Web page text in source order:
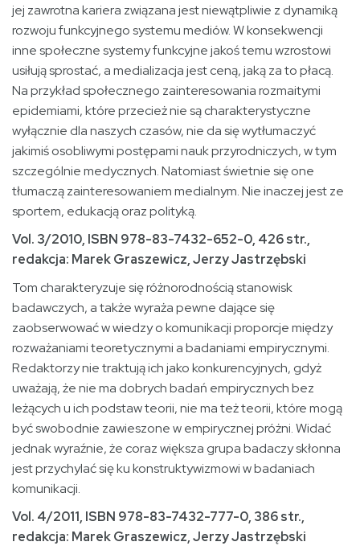
jej zawrotna kariera związana jest niewątpliwie z dynamiką
rozwoju funkcyjnego systemu mediów. W konsekwencji
inne społeczne systemy funkcyjne jakoś temu wzrostowi
usiłują sprostać, a medializacja jest ceną, jaką za to płacą.
Na przykład społecznego zainteresowania rozmaitymi
epidemiami, które przecież nie są charakterystyczne
wyłącznie dla naszych czasów, nie da się wytłumaczyć
jakimiś osobliwymi postępami nauk przyrodniczych, w tym
szczególnie medycznych. Natomiast świetnie się one
tłumaczą zainteresowaniem medialnym. Nie inaczej jest ze
sportem, edukacją oraz polityką.
Vol. 3/2010, ISBN 978-83-7432-652-0, 426 str.,
redakcja: Marek Graszewicz, Jerzy Jastrzębski
Tom charakteryzuje się różnorodnością stanowisk
badawczych, a także wyraża pewne dające się
zaobserwować w wiedzy o komunikacji proporcje między
rozważaniami teoretycznymi a badaniami empirycznymi.
Redaktorzy nie traktują ich jako konkurencyjnych, gdyż
uważają, że nie ma dobrych badań empirycznych bez
leżących u ich podstaw teorii, nie ma też teorii, które mogą
być swobodnie zawieszone w empirycznej próżni. Widać
jednak wyraźnie, że coraz większa grupa badaczy skłonna
jest przychylać się ku konstruktywizmowi w badaniach
komunikacji.
Vol. 4/2011, ISBN 978-83-7432-777-0, 386 str.,
redakcja: Marek Graszewicz, Jerzy Jastrzębski